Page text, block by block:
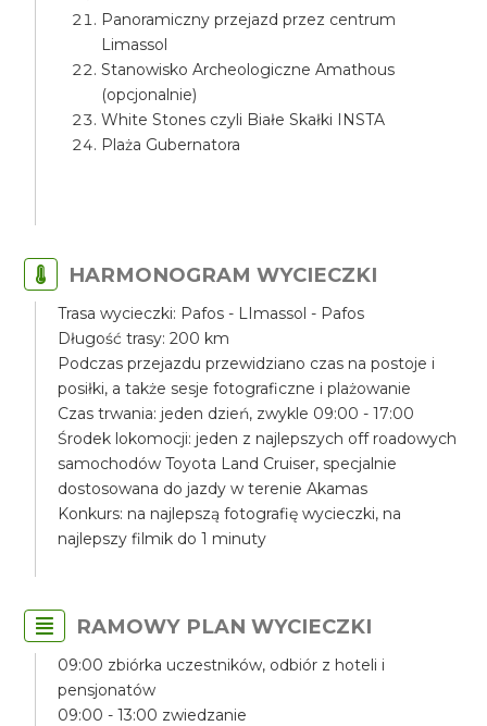
Panoramiczny przejazd przez centrum
Limassol
Stanowisko Archeologiczne Amathous
(opcjonalnie)
White Stones czyli Białe Skałki INSTA
Plaża Gubernatora
HARMONOGRAM WYCIECZKI
Trasa wycieczki: Pafos - LImassol - Pafos
Długość trasy: 200 km
Podczas przejazdu przewidziano czas na postoje i
posiłki, a także sesje fotograficzne i plażowanie
Czas trwania: jeden dzień, zwykle 09:00 - 17:00
Środek lokomocji: jeden z najlepszych off roadowych
samochodów Toyota Land Cruiser, specjalnie
dostosowana do jazdy w terenie Akamas
Konkurs: na najlepszą fotografię wycieczki, na
najlepszy filmik do 1 minuty
RAMOWY PLAN WYCIECZKI
09:00 zbiórka uczestników, odbiór z hoteli i
pensjonatów
09:00 - 13:00 zwiedzanie